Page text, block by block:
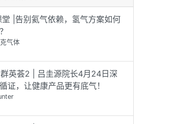
|告别氦气依赖，氢气方案如何
气体
英荟2 | 吕圭源院长4月24日深
证，让健康产品更有底气！